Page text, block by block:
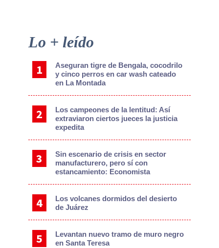
Lo + leído
Aseguran tigre de Bengala, cocodrilo
y cinco perros en car wash cateado
en La Montada
Los campeones de la lentitud: Así
extraviaron ciertos jueces la justicia
expedita
Sin escenario de crisis en sector
manufacturero, pero sí con
estancamiento: Economista
Los volcanes dormidos del desierto
de Juárez
Levantan nuevo tramo de muro negro
en Santa Teresa